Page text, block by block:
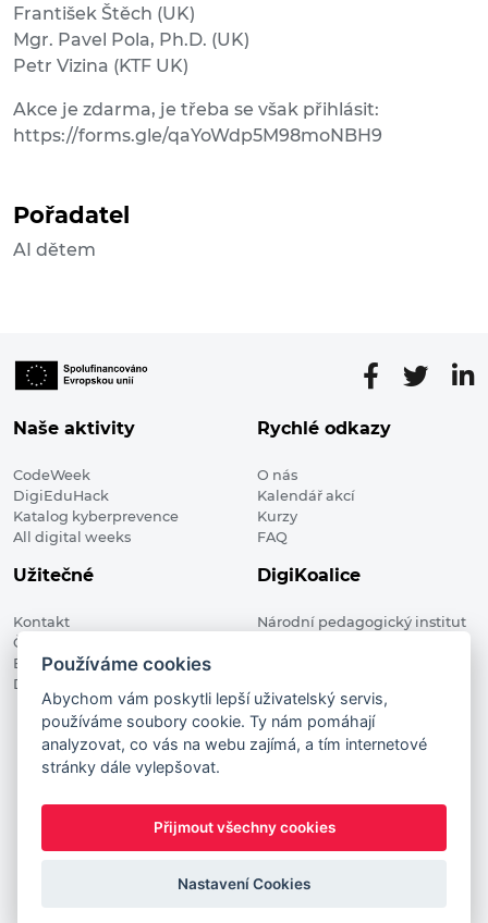
František Štěch (UK)
Mgr. Pavel Pola, Ph.D. (UK)
Petr Vizina (KTF UK)
Akce je zdarma, je třeba se však přihlásit:
https://forms.gle/qaYoWdp5M98moNBH9
Pořadatel
AI dětem
Naše aktivity
CodeWeek
DigiEduHack
Katalog kyberprevence
All digital weeks
Rychlé odkazy
O nás
Kalendář akcí
Kurzy
FAQ
Užitečné
Kontakt
Členské organizace
Blog
Digitalizace ve vzdělávání
DigiKoalice
Národní pedagogický institut
DigiKoalice 2021. All rights reserved
Vstup do administrace
This project has received funding from the European
Commission Innovation and Networks Executive Agency (now
Commission and the European Commission is not responsible
Používáme cookies
Abychom vám poskytli lepší uživatelský servis,
používáme soubory cookie. Ty nám pomáhají
analyzovat, co vás na webu zajímá, a tím internetové
stránky dále vylepšovat.
Přijmout všechny cookies
Nastavení Cookies